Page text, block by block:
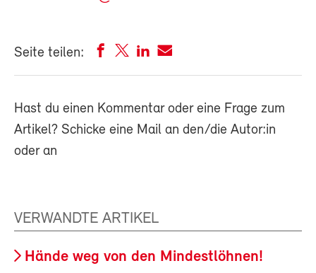
Seite teilen:
Hast du einen Kommentar oder eine Frage zum
Artikel? Schicke eine Mail an den/die Autor:in
oder an
VERWANDTE ARTIKEL
Hände weg von den Mindestlöhnen!